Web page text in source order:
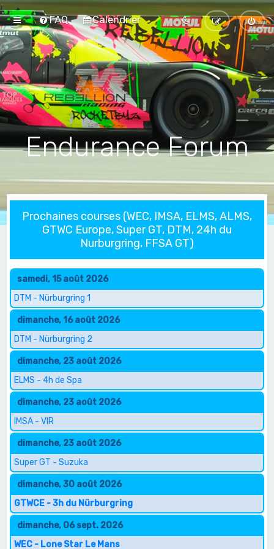
FAQ Calendrier
Endurance Forum
Prochaines courses (WEC, IMSA, ELMS, ALMS,
GTWC Europe, Super GT, DTM, 24h du
Nurburgring, FFSA GT)
samedi, 15 août 2026
DTM - Nürburgring 1
dimanche, 16 août 2026
DTM - Nürburgring 2
dimanche, 23 août 2026
ELMS - 4h de Spa
dimanche, 23 août 2026
IMSA - VIR
dimanche, 23 août 2026
Super GT - Suzuka
dimanche, 30 août 2026
GTWCE - 3h du Nürburgring
dimanche, 06 sept. 2026
WEC - Lone Star Le Mans